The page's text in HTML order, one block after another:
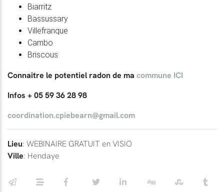
Biarritz
Bassussary
Villefranque
Cambo
Briscous
Connaitre le potentiel radon de ma commune ICI
Infos + 05 59 36 28 98
coordination.cpiebearn@gmail.com
Lieu: WEBINAIRE GRATUIT en VISIO
Ville: Hendaye